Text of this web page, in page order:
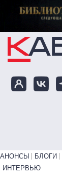
Перейти к
Primary links bottom
АНОНСЫ БЛОГИ
ИНТЕРВЬЮ